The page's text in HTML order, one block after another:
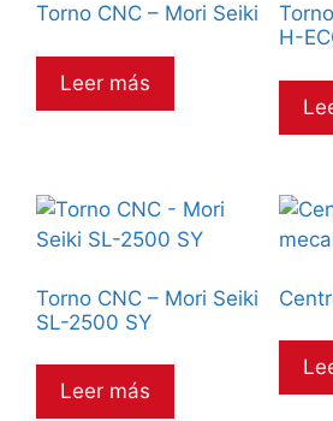
Torno CNC – Mori Seiki
Leer más
H-
Torno CNC – Mori Seiki
SL-2500 SY
Leer más